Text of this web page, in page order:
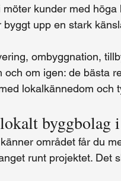
kunder med
upp en stark
ombyggnation,
om igen: de bästa
lokalkännedom och
byggbolag
området får du
runt projektet. Det